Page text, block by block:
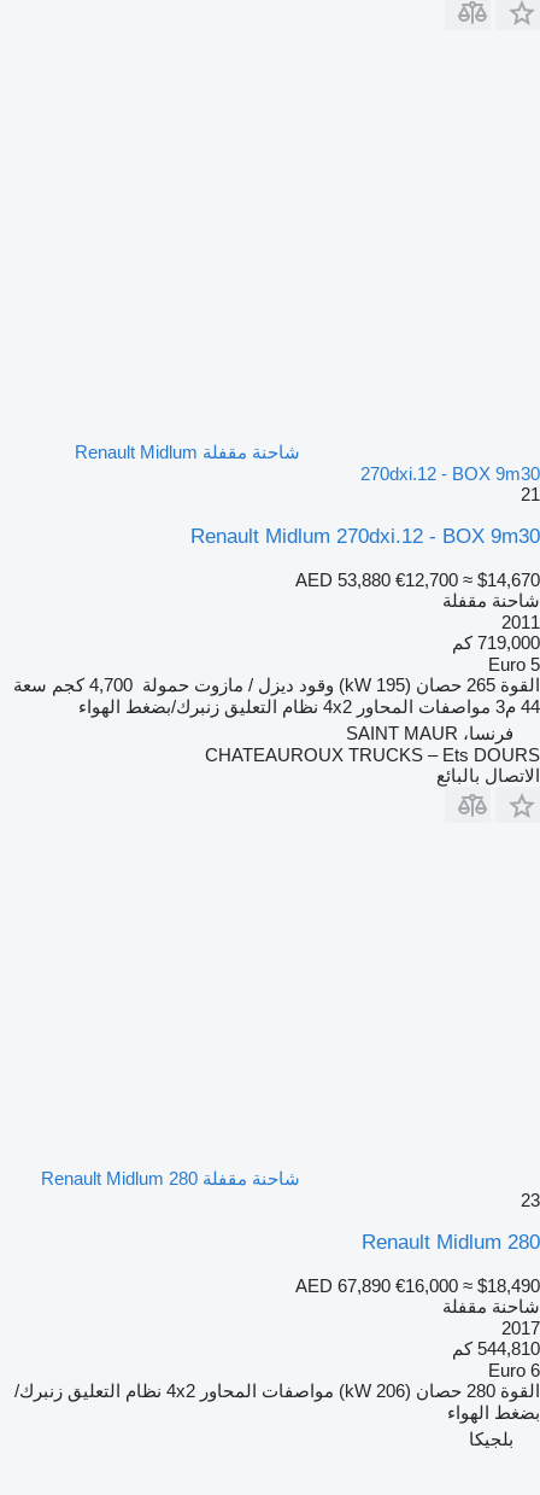
شاحنة مقفلة Renault Midlum
270dxi.12 - BOX 9m30
21
Renault Midlum 270dxi.12 - BOX 9m30
AED 53,880 €12,700 ≈ $14,670
شاحنة مقفلة
2011
719,000 كم
Euro 5
القوة 265 حصان (195 kW) وقود ديزل / مازوت حمولة 4,700 كجم
سعة
44 م3
مواصفات المحاور 4x2 نظام التعليق زنبرك/بضغط الهواء
فرنسا، SAINT MAUR
CHATEAUROUX TRUCKS – Ets DOURS
الاتصال بالبائع
شاحنة مقفلة Renault Midlum 280
23
Renault Midlum 280
AED 67,890 €16,000 ≈ $18,490
شاحنة مقفلة
2017
544,810 كم
Euro 6
القوة 280 حصان (206 kW) مواصفات المحاور 4x2 نظام التعليق زنبرك/
بضغط الهواء
بلجيكا